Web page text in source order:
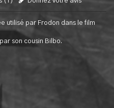
utilisé par Frodon dans le film
son cousin Bilbo.